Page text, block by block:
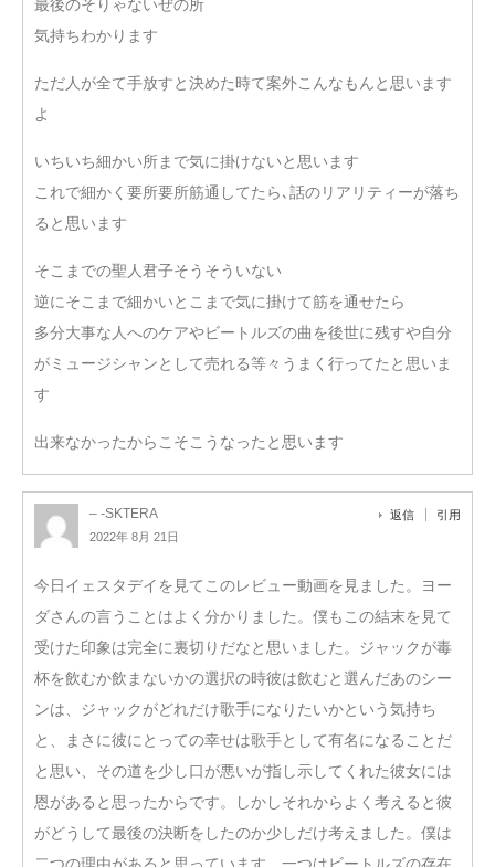
最後のそりゃないぜの所
気持ちわかります
ただ人が全て手放すと決めた時て案外こんなもんと思います
よ
いちいち細かい所まで気に掛けないと思います
これで細かく要所要所筋通してたら､話のリアリティーが落ち
ると思います
そこまでの聖人君子そうそういない
逆にそこまで細かいとこまで気に掛けて筋を通せたら
多分大事な人へのケアやビートルズの曲を後世に残すや自分
がミュージシャンとして売れる等々うまく行ってたと思いま
す
出来なかったからこそこうなったと思います
– -SKTERA
2022年 8月 21日
返信 引用
今日イェスタデイを見てこのレビュー動画を見ました。ヨー
ダさんの言うことはよく分かりました。僕もこの結末を見て
受けた印象は完全に裏切りだなと思いました。ジャックが毒
杯を飲むか飲まないかの選択の時彼は飲むと選んだあのシー
ンは、ジャックがどれだけ歌手になりたいかという気持ち
と、まさに彼にとっての幸せは歌手として有名になることだ
と思い、その道を少し口が悪いが指し示してくれた彼女には
恩があると思ったからです。しかしそれからよく考えると彼
がどうして最後の決断をしたのか少しだけ考えました。僕は
二つの理由があると思っています。一つはビートルズの存在